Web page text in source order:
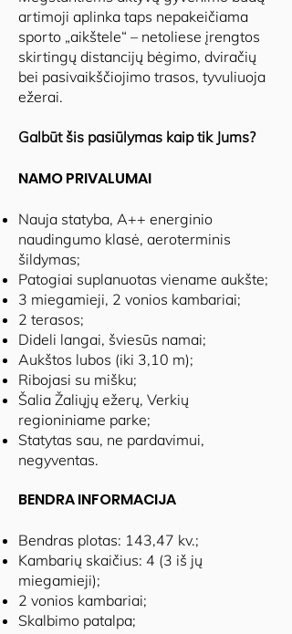
artimoji aplinka taps nepakeičiama
sporto „aikštele“ – netoliese įrengtos
skirtingų distancijų bėgimo, dviračių
bei pasivaikščiojimo trasos, tyvuliuoja
ežerai.
Galbūt šis pasiūlymas kaip tik Jums?
NAMO PRIVALUMAI
Nauja statyba, A++ energinio
naudingumo klasė, aeroterminis
šildymas;
Patogiai suplanuotas viename aukšte;
3 miegamieji, 2 vonios kambariai;
2 terasos;
Dideli langai, šviesūs namai;
Aukštos lubos (iki 3,10 m);
Ribojasi su mišku;
Šalia Žaliųjų ežerų, Verkių
regioniniame parke;
Statytas sau, ne pardavimui,
negyventas.
BENDRA INFORMACIJA
Bendras plotas: 143,47 kv.;
Kambarių skaičius: 4 (3 iš jų
miegamieji);
2 vonios kambariai;
Skalbimo patalpa;